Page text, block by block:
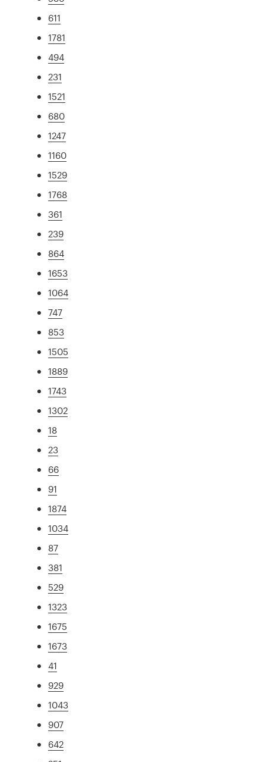
611
1781
494
231
1521
680
1247
1160
1529
1768
361
239
864
1653
1064
747
853
1505
1889
1743
1302
18
23
66
91
1874
1034
87
381
529
1323
1675
1673
41
929
1043
907
642